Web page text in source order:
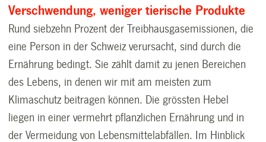
Verschwendung, weniger tierische Produkte
Rund siebzehn Prozent der Treibhausgasemissionen, die
eine Person in der Schweiz verursacht, sind durch die
Ernährung bedingt. Sie zählt damit zu jenen Bereichen
des Lebens, in denen wir mit am meisten zum
Klimaschutz beitragen können. Die grössten Hebel
liegen in einer vermehrt pflanzlichen Ernährung und in
der Vermeidung von Lebensmittelabfällen. Im Hinblick